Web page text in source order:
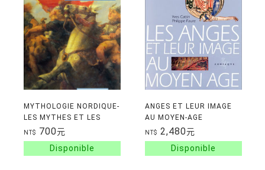
MYTHOLOGIE NORDIQUE-
LES MYTHES ET LES
LEGENDES DES DIEUX
NORDIQUES
NT$ 700元
ANGES ET LEUR IMAGE
AU MOYEN-AGE
NT$ 2,480元